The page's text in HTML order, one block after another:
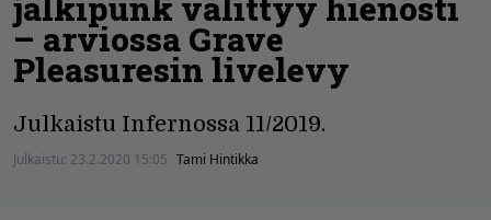
– arviossa Grave
Pleasuresin livelevy
Julkaistu Infernossa 11/2019.
Julkaistu: 23.2.2020 15:05 Tami Hintikka